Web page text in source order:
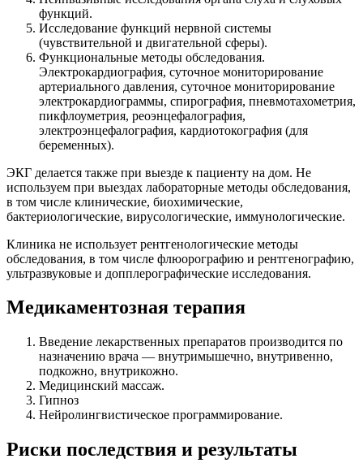
функций.
Исследование функций нервной системы
(чувствительной и двигательной сферы).
Функциональные методы обследования.
Электрокардиография, суточное мониторирование
артериального давления, суточное мониторирование
электрокардиограммы, спирография, пневмотахометрия,
пикфлоуметрия, реоэнцефалография,
электроэнцефалография, кардиотокография (для
беременных).
ЭКГ делается также при выезде к пациенту на дом. Не
используем при выездах лабораторные методы обследования,
в том числе клинические, биохимические,
бактериологические, вирусологические, иммунологические.
Клиника не использует рентгенологические методы
обследования, в том числе флюорографию и рентгенографию,
ультразвуковые и допплерографические исследования.
Медикаментозная терапия
Введение лекарственных препаратов производится по
назначению врача — внутримышечно, внутривенно,
подкожно, внутрикожно.
Медицинский массаж.
Гипноз
Нейролингвистическое программирование.
Риски последствия и результаты